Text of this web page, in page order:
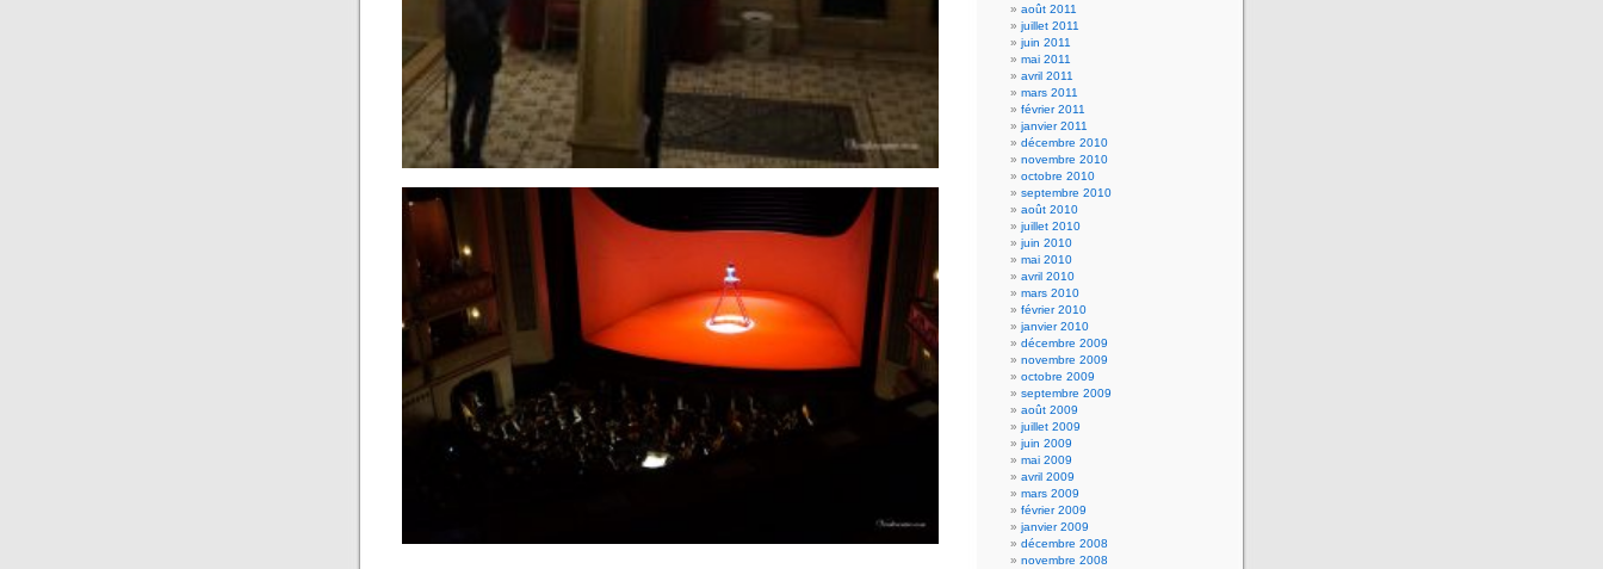
août 2011
juillet 2011
juin 2011
mai 2011
avril 2011
mars 2011
février 2011
janvier 2011
décembre 2010
novembre 2010
octobre 2010
septembre 2010
août 2010
juillet 2010
juin 2010
mai 2010
avril 2010
mars 2010
février 2010
janvier 2010
décembre 2009
novembre 2009
octobre 2009
septembre 2009
août 2009
juillet 2009
juin 2009
mai 2009
avril 2009
mars 2009
février 2009
janvier 2009
décembre 2008
novembre 2008